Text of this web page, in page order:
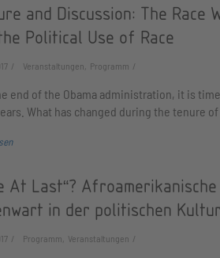
and Discussion: The Race
Political Use of Race
Veranstaltungen, Programm
end of the Obama administration, it is
What has changed during the tenure of
At Last“?
in der politischen
Programm, Veranstaltungen